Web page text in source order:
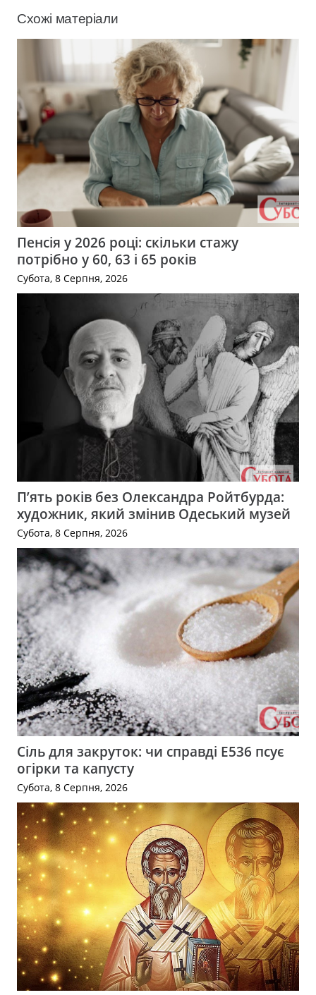
Схожі матеріали
Пенсія у 2026 році: скільки стажу
потрібно у 60, 63 і 65 років
Субота, 8 Серпня, 2026
П’ять років без Олександра Ройтбурда:
художник, який змінив Одеський музей
Субота, 8 Серпня, 2026
Сіль для закруток: чи справді Е536 псує
огірки та капусту
Субота, 8 Серпня, 2026